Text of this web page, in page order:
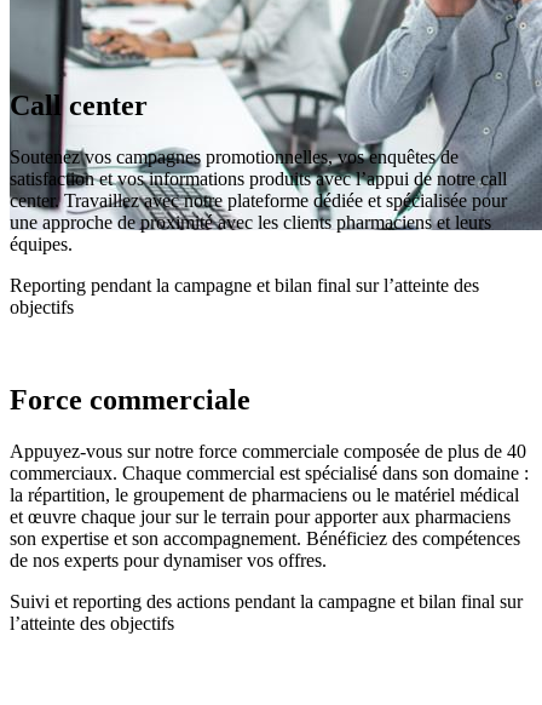
Call center
Soutenez vos campagnes promotionnelles, vos enquêtes de
satisfaction et vos informations produits avec l’appui de notre call
center. Travaillez avec notre plateforme dédiée et spécialisée pour
une approche de proximité avec les clients pharmaciens et leurs
équipes.
Reporting pendant la campagne et bilan final sur l’atteinte des
objectifs
Force commerciale
Appuyez-vous sur notre force commerciale composée de plus de 40
commerciaux. Chaque commercial est spécialisé dans son domaine :
la répartition, le groupement de pharmaciens ou le matériel médical
et œuvre chaque jour sur le terrain pour apporter aux pharmaciens
son expertise et son accompagnement. Bénéficiez des compétences
de nos experts pour dynamiser vos offres.
Suivi et reporting des actions pendant la campagne et bilan final sur
l’atteinte des objectifs